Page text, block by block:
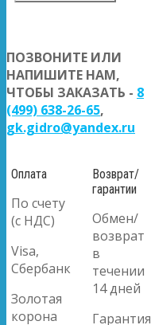
ПОЗВОНИТЕ ИЛИ
НАПИШИТЕ НАМ,
ЧТОБЫ ЗАКАЗАТЬ - 8
(499) 638-26-65,
gk.gidro@yandex.ru
Оплата
По счету
(с НДС)
Visa,
Сбербанк
Золотая
корона
Возврат/
гарантии
Обмен/
возврат
в
течении
14 дней
Гарантия